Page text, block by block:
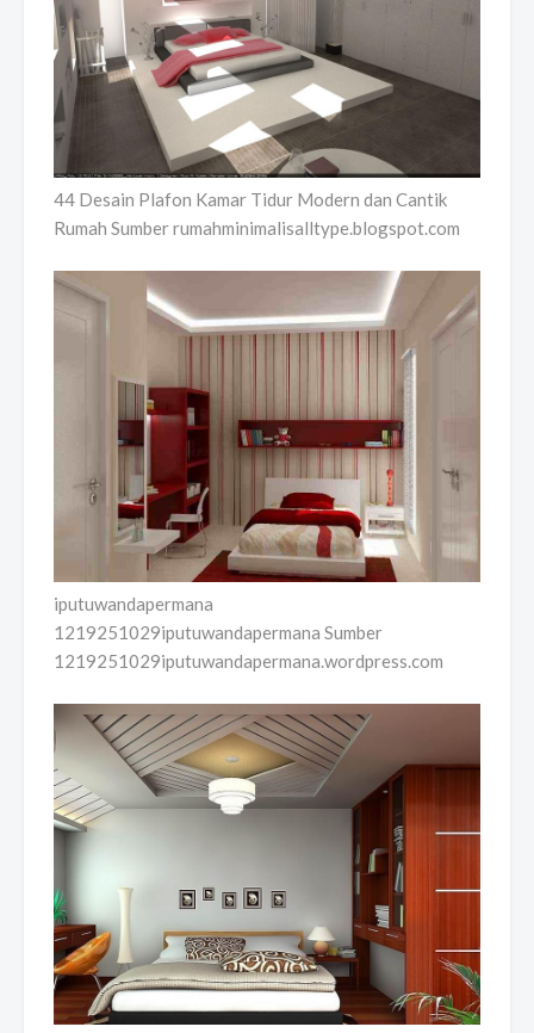
44 Desain Plafon Kamar Tidur Modern dan Cantik
Rumah Sumber rumahminimalisalltype.blogspot.com
iputuwandapermana
1219251029iputuwandapermana Sumber
1219251029iputuwandapermana.wordpress.com